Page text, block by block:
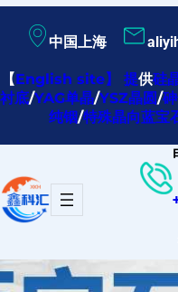
内
容
中国上海
【English site】提供硅
衬底/YAG单晶/YSZ晶圆/
纯铟/特殊晶向蓝宝